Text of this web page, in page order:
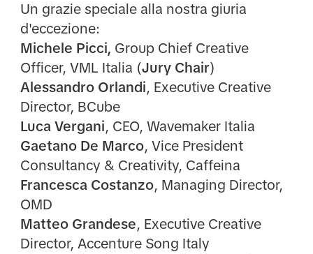
Un grazie speciale alla nostra giuria
d'eccezione:
Michele Picci, Group Chief Creative
Officer, VML Italia (Jury Chair)
Alessandro Orlandi, Executive Creative
Director, BCube
Luca Vergani, CEO, Wavemaker Italia
Gaetano De Marco, Vice President
Consultancy & Creativity, Caffeina
Francesca Costanzo, Managing Director,
OMD
Matteo Grandese, Executive Creative
Director, Accenture Song Italy